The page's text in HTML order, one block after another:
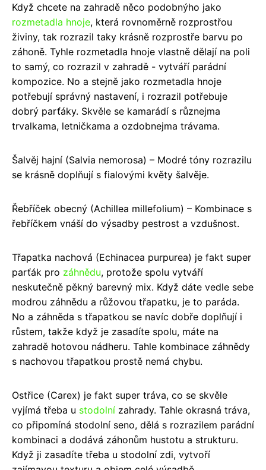
Když chcete na zahradě něco podobnýho jako
rozmetadla hnoje, která rovnoměrně rozprostřou
živiny, tak rozrazil taky krásně rozprostře barvu po
záhoně. Tyhle rozmetadla hnoje vlastně dělají na poli
to samý, co rozrazil v zahradě - vytváří parádní
kompozice. No a stejně jako rozmetadla hnoje
potřebují správný nastavení, i rozrazil potřebuje
dobrý parťáky. Skvěle se kamarádí s různejma
trvalkama, letničkama a ozdobnejma trávama.
Šalvěj hajní (Salvia nemorosa) – Modré tóny rozrazilu
se krásně doplňují s fialovými květy šalvěje.
Řebříček obecný (Achillea millefolium) – Kombinace s
řebříčkem vnáší do výsadby pestrost a vzdušnost.
Třapatka nachová (Echinacea purpurea) je fakt super
parťák pro záhnědu, protože spolu vytváří
neskutečně pěkný barevný mix. Když dáte vedle sebe
modrou záhnědu a růžovou třapatku, je to paráda.
No a záhněda s třapatkou se navíc dobře doplňují i
růstem, takže když je zasadíte spolu, máte na
zahradě hotovou nádheru. Tahle kombinace záhnědy
s nachovou třapatkou prostě nemá chybu.
Ostřice (Carex) je fakt super tráva, co se skvěle
vyjímá třeba u stodolní zahrady. Tahle okrasná tráva,
co připomíná stodolní seno, dělá s rozrazilem parádní
kombinaci a dodává záhonům hustotu a strukturu.
Když ji zasadíte třeba u stodolní zdi, vytvoří